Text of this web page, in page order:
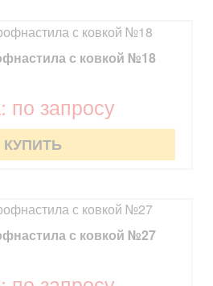
с ковкой №18
по запросу
КУПИТЬ
с ковкой №27